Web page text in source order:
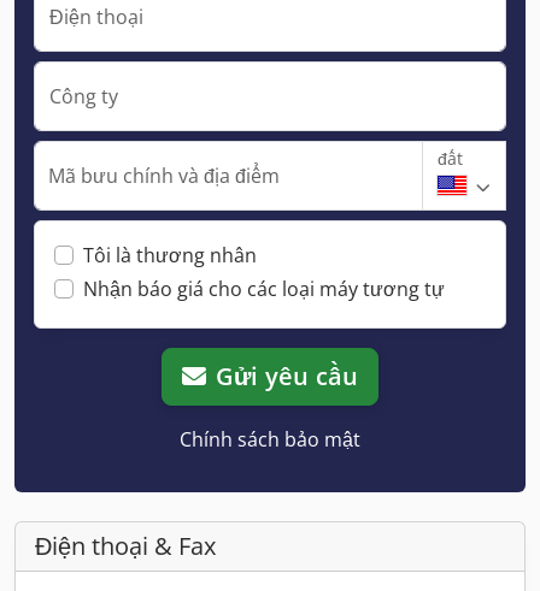
Điện thoại
Công ty
Mã bưu chính và địa điểm
đất
Tôi là thương nhân
Nhận báo giá cho các loại máy tương tự
Gửi yêu cầu
Chính sách bảo mật
Điện thoại & Fax